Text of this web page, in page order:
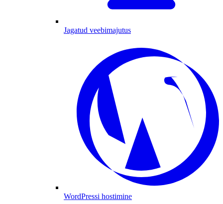
Jagatud veebimajutus
WordPressi hostimine